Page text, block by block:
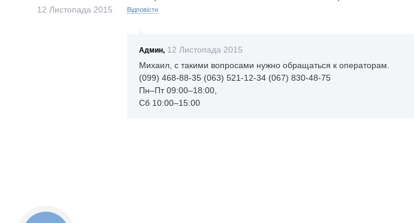
12 Листопада 2015 Відповісти
Админ, 12 Листопада 2015
Михаил, с такими вопросами нужно обращаться к операторам.
(099) 468-88-35 (063) 521-12-34 (067) 830-48-75
Пн–Пт 09:00–18:00,
Сб 10:00–15:00